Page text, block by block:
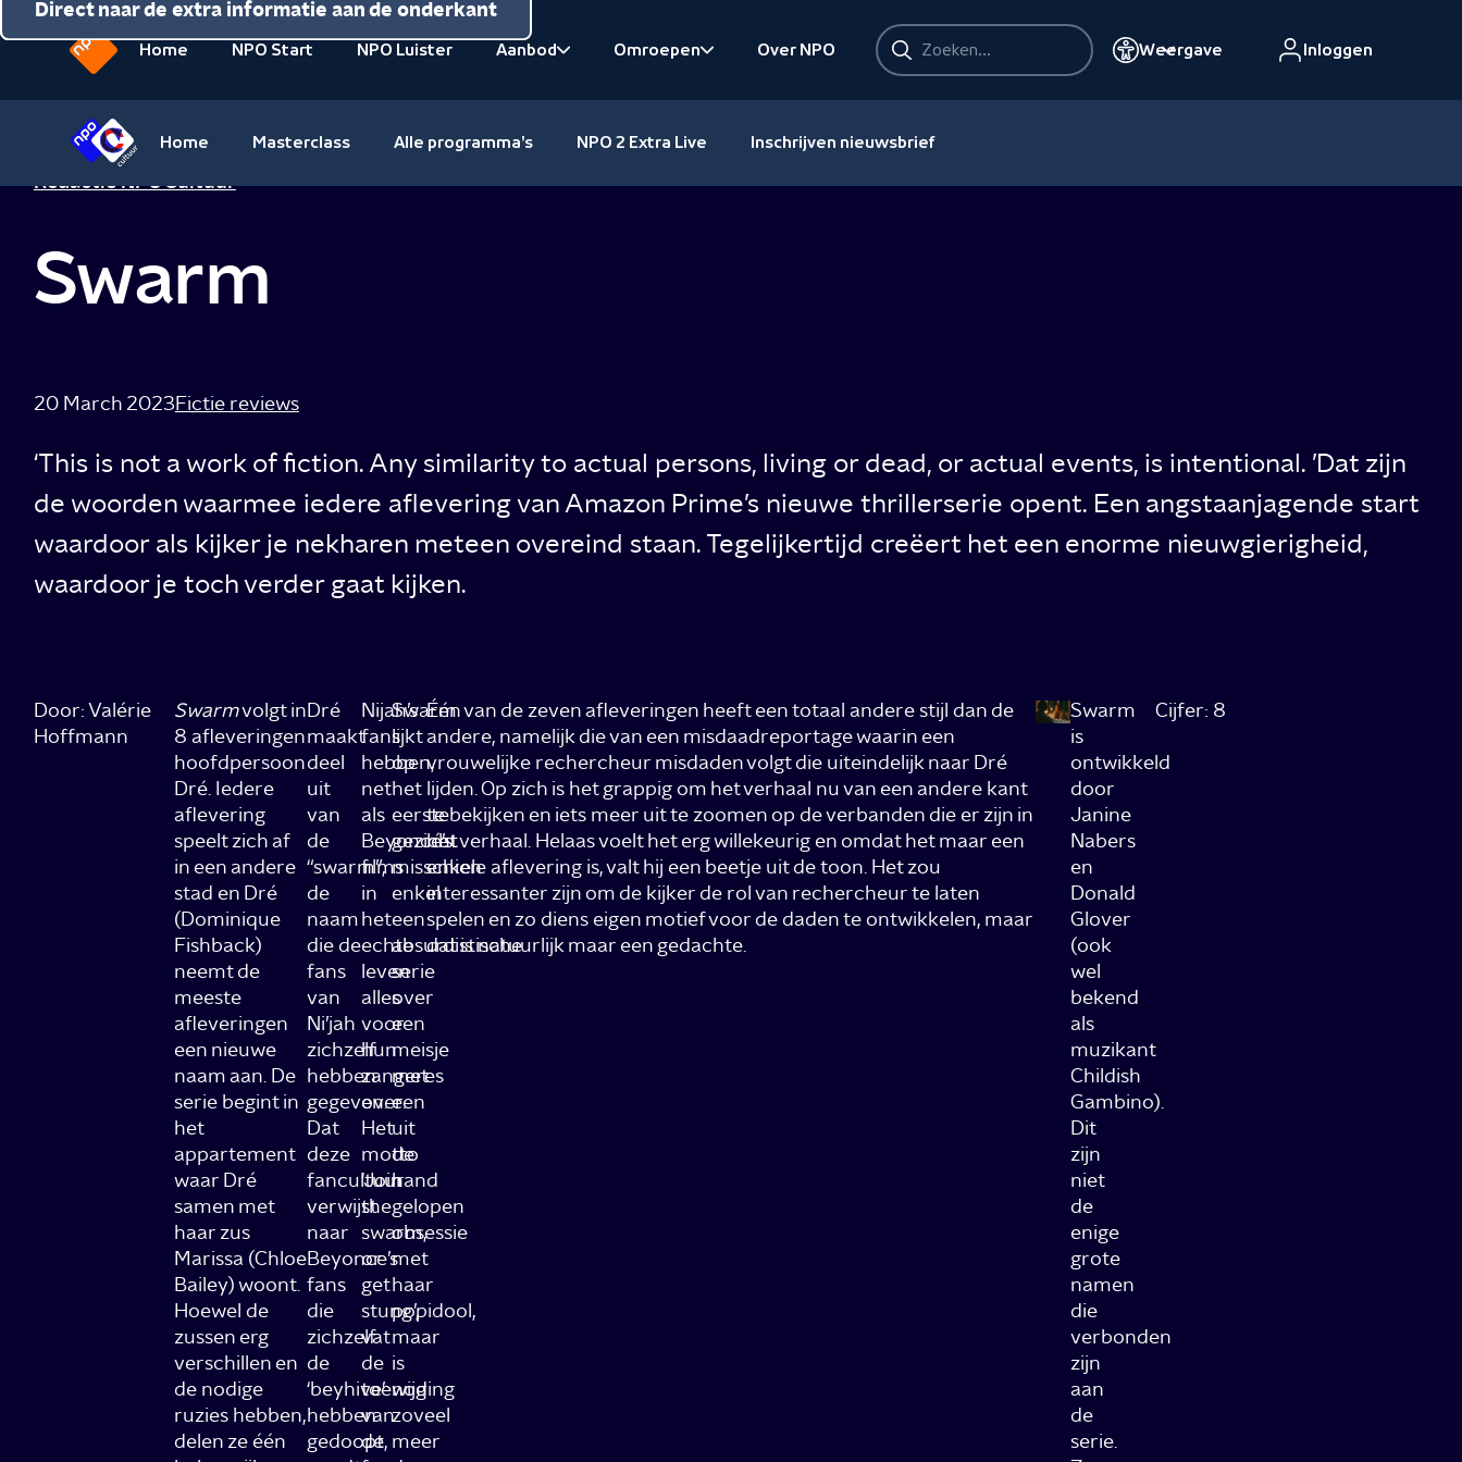
Direct naar de inhoud
Direct naar de hoofdnavigatie
Direct naar de extra informatie aan de onderkant
beginpagina
van
Home NPO Start NPO Luister
Aanbod
Omroepen
Over NPO
Zoeken
Zoeken
Weergave Inloggen
NPO
Cultuur
Home Masterclass Alle programma's NPO 2 Extra Live Inschrijven nieuwsbrief
Redactie NPO Cultuur
Swarm
20 March 2023Fictie reviews
‘This is not a work of fiction. Any similarity to actual persons, living or dead, or actual events, is intentional. ’Dat zijn
de woorden waarmee iedere aflevering van Amazon Prime’s nieuwe thrillerserie opent. Een angstaanjagende start
waardoor als kijker je nekharen meteen overeind staan. Tegelijkertijd creëert het een enorme nieuwgierigheid,
waardoor je toch verder gaat kijken.
Door: Valérie
Hoffmann
Swarmvolgt in
8 afleveringen
hoofdpersoon
Dré. Iedere
aflevering
speelt zich af
in een andere
stad en Dré
(Dominique
Fishback)
neemt de
meeste
afleveringen
een nieuwe
naam aan. De
serie begint in
het
appartement
waar Dré
samen met
haar zus
Marissa (Chloe
Bailey) woont.
Hoewel de
zussen erg
verschillen en
de nodige
ruzies hebben,
delen ze één
Dré
maakt
deel
uit
van
de
“swarm”,
de
naam
die de
fans
van
Ni’jah
zichzelf
hebben
gegeven.
Dat
deze
fancultuur
verwijst
naar
Beyonce’s
fans
die
zichzelf
de
‘beyhive’
hebben
gedoopt,
Nijah’s
fans
hebben,
net
als
Beyoncé’s
films
in
het
echte
leven
alles
voor
hun
zangeres
over.
Het
motto
‘Join
the
swarm,
or
get
stung’,
vat
de
toewijding
van
de
Swarm
lijkt
op
het
eerste
gezicht
misschien
enkel
een
absurdistische
serie
over
een
meisje
met
een
uit
de
hand
gelopen
obsessie
met
haar
popidool,
maar
is
nog
zoveel
meer
Één van de zeven afleveringen heeft een totaal andere stijl dan de
andere, namelijk die van een misdaadreportage waarin een
vrouwelijke rechercheur misdaden volgt die uiteindelijk naar Dré
lijden. Op zich is het grappig om het verhaal nu van een andere kant
te bekijken en iets meer uit te zoomen op de verbanden die er zijn in
het verhaal. Helaas voelt het erg willekeurig en omdat het maar een
enkele aflevering is, valt hij een beetje uit de toon. Het zou
interessanter zijn om de kijker de rol van rechercheur te laten
spelen en zo diens eigen motief voor de daden te ontwikkelen, maar
dat is natuurlijk maar een gedachte.
Swarm
is
ontwikkeld
door
Janine
Nabers
en
Donald
Glover
(ook
wel
bekend
als
muzikant
Childish
Gambino).
Dit
zijn
niet
de
enige
grote
namen
die
verbonden
zijn
aan
de
serie.
Cijfer: 8